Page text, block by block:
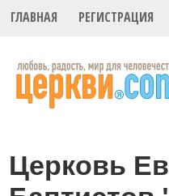
ГЛАВНАЯ РЕГИСТРАЦИЯ
Церковь